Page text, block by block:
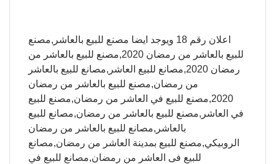
اعلان رقم 18 ويوجد ايضا مصنع للبيع بالعاشر,مصنع
للبيع بالعاشر من رمضان 2020,مصنع للبيع بالعاشر من
رمضان 2020,مصانع للبيع العاشر,مصانع للبيع بالعاشر
من رمضان,مصنع للبيع بالعاشر من رمضان
2020,مصنع للبيع في العاشر من رمضان,مصنع للبيع
في العاشر,مصنع للبيع بالعاشر من رمضان,مصانع للبيع
بالعاشر,مصانع للبيع بالعاشر من رمضان
الروبيكي,مصنع للبيع بمدينة العاشر من رمضان,مصانع
للبيع فى العاشر من رمضان,مصانع للبيع في